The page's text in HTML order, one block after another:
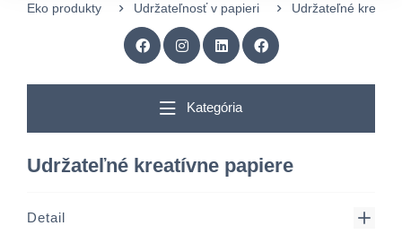
Eko produkty Udržateľnosť v papieri Udržateľné
Kategória
Udržateľné kreatívne papiere
Detail